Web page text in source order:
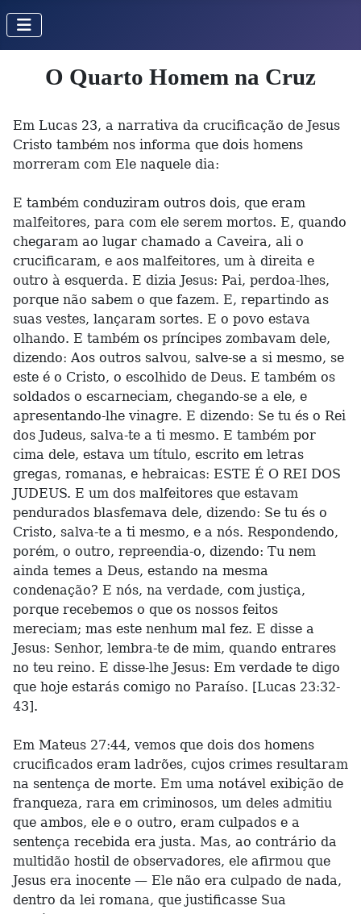
O Quarto Homem na Cruz
Em Lucas 23, a narrativa da crucificação de Jesus
Cristo também nos informa que dois homens
morreram com Ele naquele dia:
E também conduziram outros dois, que eram
malfeitores, para com ele serem mortos. E, quando
chegaram ao lugar chamado a Caveira, ali o
crucificaram, e aos malfeitores, um à direita e
outro à esquerda. E dizia Jesus: Pai, perdoa-lhes,
porque não sabem o que fazem. E, repartindo as
suas vestes, lançaram sortes. E o povo estava
olhando. E também os príncipes zombavam dele,
dizendo: Aos outros salvou, salve-se a si mesmo, se
este é o Cristo, o escolhido de Deus. E também os
soldados o escarneciam, chegando-se a ele, e
apresentando-lhe vinagre. E dizendo: Se tu és o Rei
dos Judeus, salva-te a ti mesmo. E também por
cima dele, estava um título, escrito em letras
gregas, romanas, e hebraicas: ESTE É O REI DOS
JUDEUS. E um dos malfeitores que estavam
pendurados blasfemava dele, dizendo: Se tu és o
Cristo, salva-te a ti mesmo, e a nós. Respondendo,
porém, o outro, repreendia-o, dizendo: Tu nem
ainda temes a Deus, estando na mesma
condenação? E nós, na verdade, com justiça,
porque recebemos o que os nossos feitos
mereciam; mas este nenhum mal fez. E disse a
Jesus: Senhor, lembra-te de mim, quando entrares
no teu reino. E disse-lhe Jesus: Em verdade te digo
que hoje estarás comigo no Paraíso. [Lucas 23:32-
43].
Em Mateus 27:44, vemos que dois dos homens
crucificados eram ladrões, cujos crimes resultaram
na sentença de morte. Em uma notável exibição de
franqueza, rara em criminosos, um deles admitiu
que ambos, ele e o outro, eram culpados e a
sentença recebida era justa. Mas, ao contrário da
multidão hostil de observadores, ele afirmou que
Jesus era inocente — Ele não era culpado de nada,
dentro da lei romana, que justificasse Sua